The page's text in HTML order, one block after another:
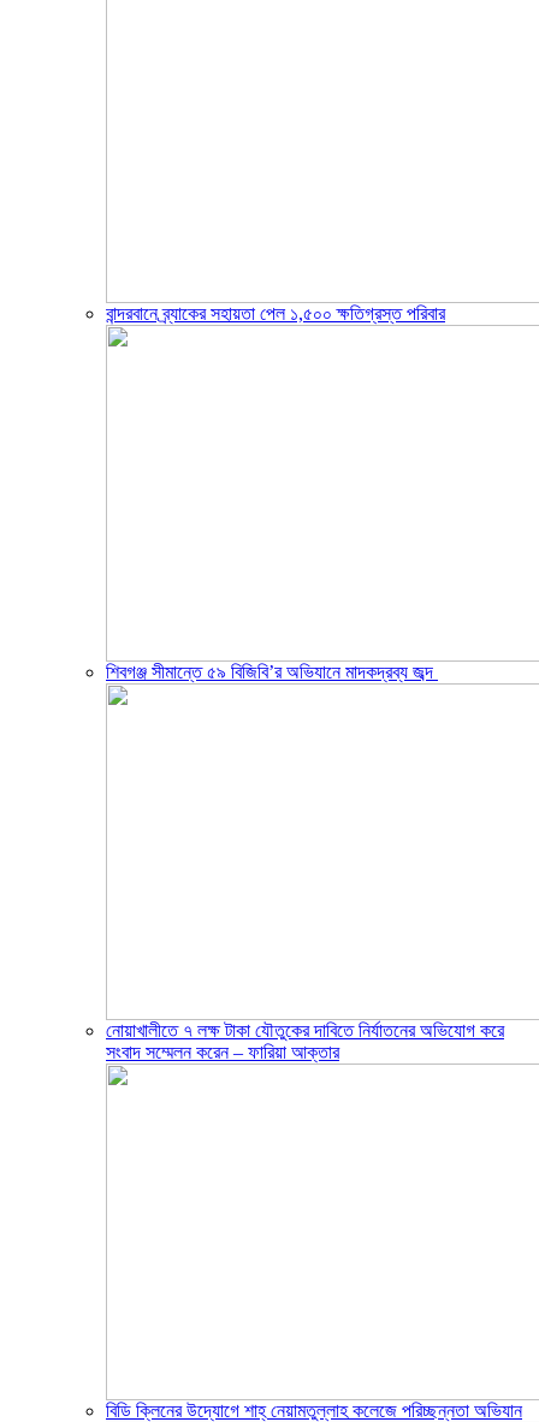
বান্দরবানে ব্র্যাকের সহায়তা পেল ১,৫০০ ক্ষতিগ্রস্ত পরিবার
শিবগঞ্জ সীমান্তে ৫৯ বিজিবি’র অভিযানে মাদকদ্রব্য জব্দ ​
নোয়াখালীতে ৭ লক্ষ টাকা যৌতুকের দাবিতে নির্যাতনের অভিযোগ করে
সংবাদ সম্মেলন করেন – ফারিয়া আক্তার
বিডি ক্লিনের উদ্যোগে শাহ্ নেয়ামতুল্লাহ কলেজে পরিচ্ছন্নতা অভিযান